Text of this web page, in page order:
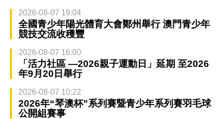
2026-08-07 19:04
全國青少年陽光體育大會鄭州舉行 澳門青少年
競技交流收穫豐
2026-08-07 16:00
「活力社區 —2026親子運動日」延期 至2026
年9月20日舉行
2026-08-07 10:22
2026年“琴澳杯”系列賽暨青少年系列賽羽毛球
公開組賽事